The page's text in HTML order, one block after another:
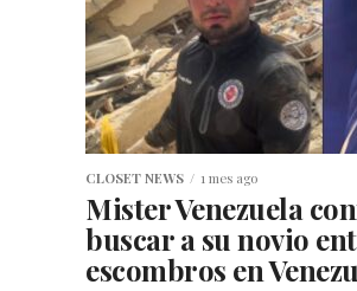
CLOSET NEWS 1 mes ago
Mister Venezuela
buscar a su novio
escombros en